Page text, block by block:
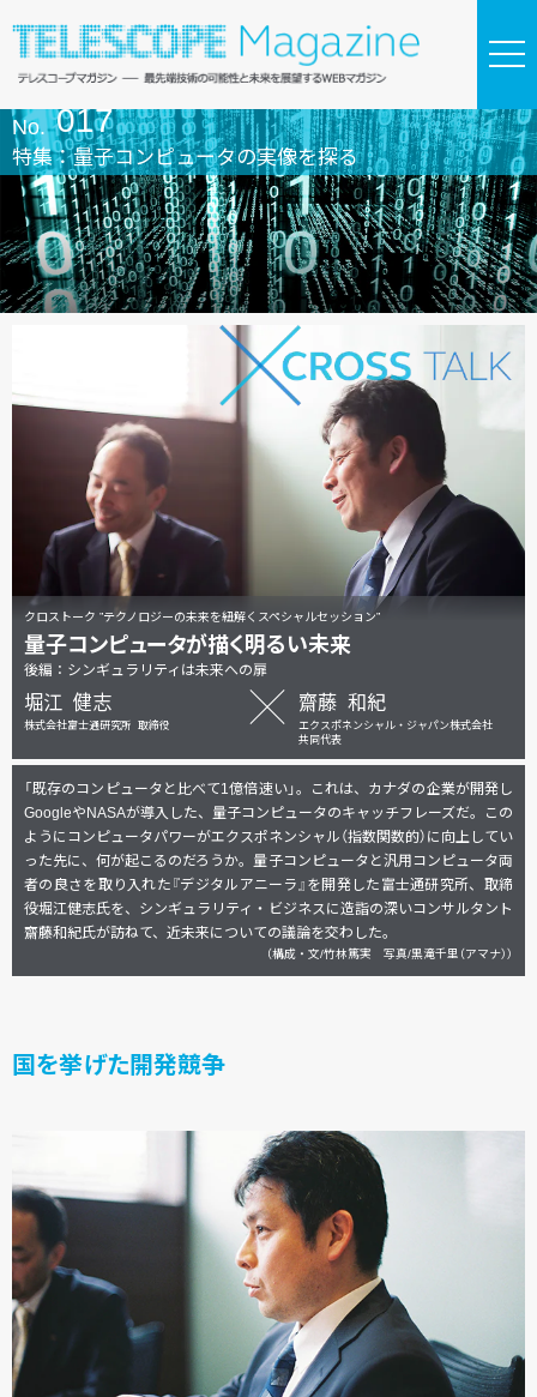
No. 017
特集：量子コンピュータの実像を探る
クロストーク ”テクノロジーの未来を紐解く スペシャルセッション”
量子コンピュータが描く明るい未来
後編：シンギュラリティは未来への扉
堀江 健志
株式会社富士通研究所 取締役
齋藤 和紀
エクスポネンシャル・ ジャパン株式会社
共同代表
「既存のコンピュータと比べて1億倍速い」。これは、カナダの企業が開発し
GoogleやNASAが導入した、量子コンピュータのキャッチフレーズだ。この
ようにコンピュータパワーがエクスポネンシャル（指数関数的）に向上してい
った先に、何が起こるのだろうか。量子コンピュータと汎用コンピュータ両
者の良さを取り入れた『デジタルアニーラ』を開発した富士通研究所、取締
役堀江健志氏を、シンギュラリティ・ビジネスに造詣の深いコンサルタント
齋藤和紀氏が訪ねて、近未来についての議論を交わした。
（構成・文/竹林篤実 写真/黒滝千里（アマナ））
国を挙げた開発競争